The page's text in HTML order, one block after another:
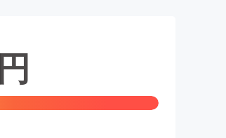
ッション
円